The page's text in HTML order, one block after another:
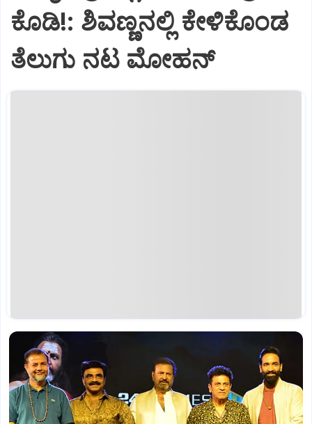
ಕೊಡಿ!: ಶಿವಣ್ಣನಲ್ಲಿ ಕೇಳಿಕೊಂಡ
ತೆಲುಗು ನಟ ಮೋಹನ್‌